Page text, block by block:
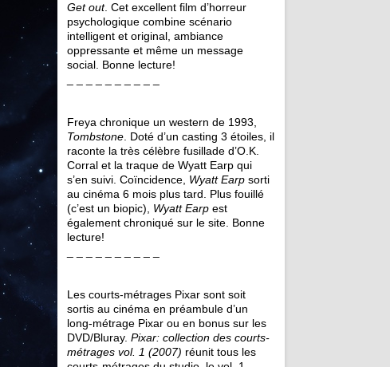
Get out. Cet excellent film d’horreur
psychologique combine scénario
intelligent et original, ambiance
oppressante et même un message
social. Bonne lecture!
Freya chronique un western de 1993,
Tombstone . Doté d’un casting 3 étoiles, il
raconte la très célèbre fusillade d’O.K.
Corral et la traque de Wyatt Earp qui
s’en suivi. Coïncidence, Wyatt Earp sorti
au cinéma 6 mois plus tard. Plus fouillé
(c’est un biopic), Wyatt Earp est
également chroniqué sur le site. Bonne
lecture!
Les courts-métrages Pixar sont soit
sortis au cinéma en préambule d’un
long-métrage Pixar ou en bonus sur les
DVD/Bluray. Pixar: collection des courts-
métrages vol. 1 (2007) réunit tous les